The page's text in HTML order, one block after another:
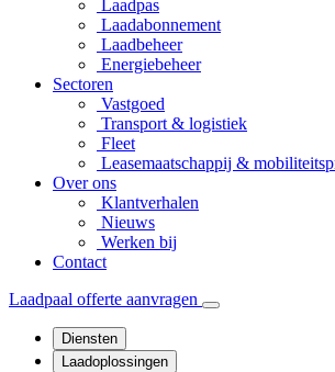
Laadpas
Laadabonnement
Laadbeheer
Energiebeheer
Sectoren
Vastgoed
Transport & logistiek
Fleet
Leasemaatschappij &
Over ons
Klantverhalen
Nieuws
Werken bij
Contact
Laadpaal offerte aanvragen
Diensten
Laadoplossingen